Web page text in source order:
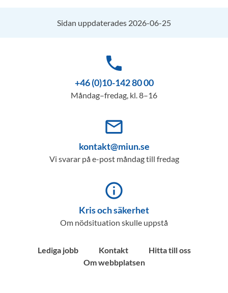
Sidan uppdaterades 2026-06-25
phone
+46 (0)10-142 80 00
Måndag–fredag, kl. 8–16
mail_outline
kontakt@miun.se
Vi svarar på e-post måndag till fredag
info_outline
Kris och säkerhet
Om nödsituation skulle uppstå
Lediga jobb Kontakt
Hitta till oss
Om webbplatsen